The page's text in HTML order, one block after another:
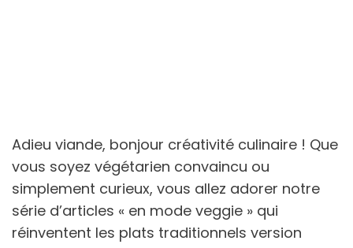
Adieu viande, bonjour créativité culinaire ! Que
vous soyez végétarien convaincu ou
simplement curieux, vous allez adorer notre
série d’articles « en mode veggie » qui
réinventent les plats traditionnels version